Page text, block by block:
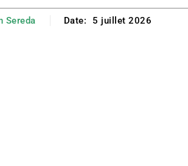
Sereda Date: 5 juillet 2026